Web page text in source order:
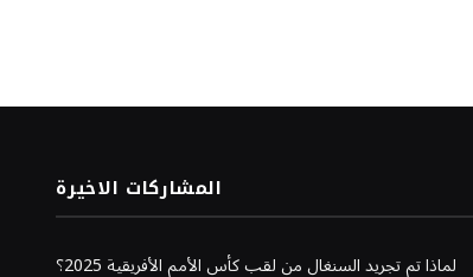
المشاركات الاخيرة
لماذا تم تجريد السنغال من لقب كأس الأمم الأفريقية 2025؟